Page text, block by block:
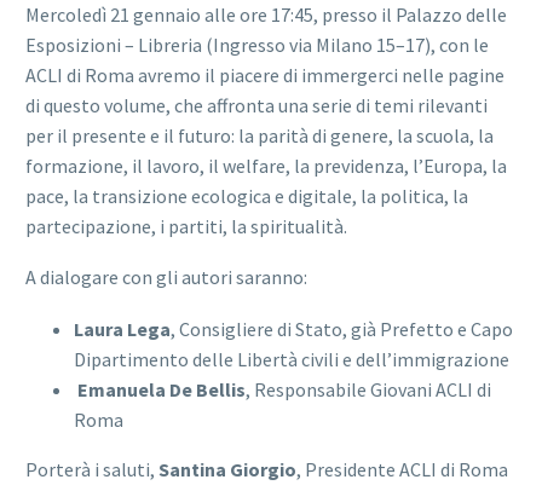
Mercoledì 21 gennaio alle ore 17:45, presso il Palazzo delle
Esposizioni – Libreria (Ingresso via Milano 15–17), con le
ACLI di Roma avremo il piacere di immergerci nelle pagine
di questo volume, che affronta una serie di temi rilevanti
per il presente e il futuro: la parità di genere, la scuola, la
formazione, il lavoro, il welfare, la previdenza, l’Europa, la
pace, la transizione ecologica e digitale, la politica, la
partecipazione, i partiti, la spiritualità.
A dialogare con gli autori saranno:
Laura Lega, Consigliere di Stato, già Prefetto e Capo
Dipartimento delle Libertà civili e dell’immigrazione
Emanuela De Bellis, Responsabile Giovani ACLI di
Roma
Porterà i saluti, Santina Giorgio, Presidente ACLI di Roma